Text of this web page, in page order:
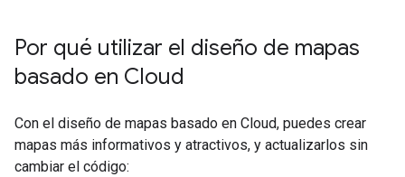
Por qué utilizar el diseño de mapas
basado en Cloud
Con el diseño de mapas basado en Cloud, puedes crear
mapas más informativos y atractivos, y actualizarlos sin
cambiar el código: